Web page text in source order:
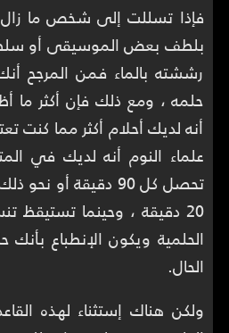
فإذا تسللت إلى شخص ما
بلطف بعض الموسيقى أو
رششته بالماء فمن المرجح
حلمه ، ومع ذلك فإن أكثر ما
أنه لديك أحلام أكثر مما كنت
تحصل كل 90 دقيقة
20 دقيقة ، وحينما
الحلمية ويكون الإنطباع
الحال.
ولكن هناك إستثناء لهذه